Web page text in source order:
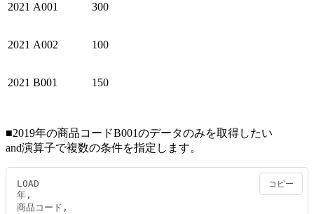
2021 A001 300
2021 A002 100
2021 B001 150
■2019年の商品コードB001のデータのみを取得したい
and演算子で複数の条件を指定します。
LOAD
年,
商品コード,
コピー